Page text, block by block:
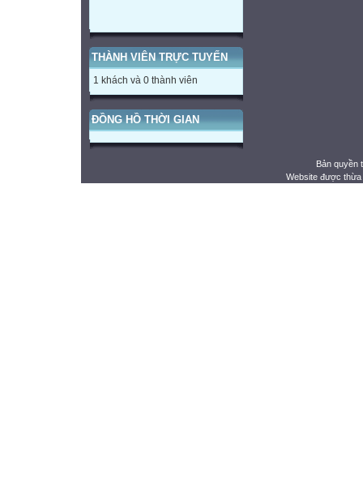
THÀNH VIÊN TRỰC TUYẾN
1 khách và 0 thành viên
ĐỒNG HỒ THỜI GIAN
Bản quyền
Website được